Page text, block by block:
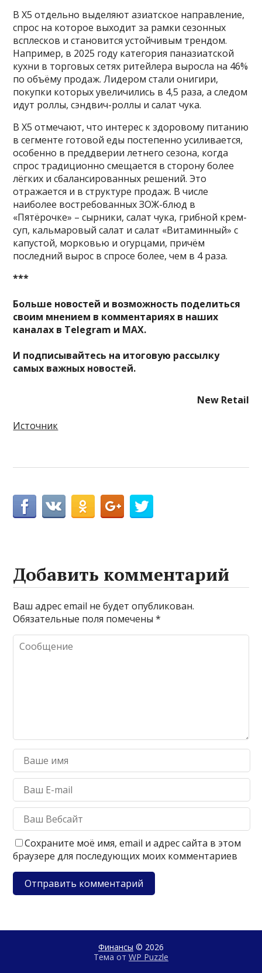
В X5 отдельно выделяют азиатское направление,
спрос на которое выходит за рамки сезонных
всплесков и становится устойчивым трендом.
Например, в 2025 году категория паназиатской
кухни в торговых сетях ритейлера выросла на 46%
по объёму продаж. Лидером стали онигири,
покупки которых увеличились в 4,5 раза, а следом
идут роллы, сэндвич-роллы и салат чука.
В X5 отмечают, что интерес к здоровому питанию
в сегменте готовой еды постепенно усиливается,
особенно в преддверии летнего сезона, когда
спрос традиционно смещается в сторону более
лёгких и сбалансированных решений. Это
отражается и в структуре продаж. В числе
наиболее востребованных ЗОЖ-блюд в
«Пятёрочке» – сырники, салат чука, грибной крем-
суп, кальмаровый салат и салат «Витаминный» с
капустой, морковью и огурцами, причём
последний вырос в спросе более, чем в 4 раза.
***
Больше новостей и возможность поделиться
своим мнением в комментариях в наших
каналах в Telegram и MAX.
И подписывайтесь на итоговую рассылку
самых важных новостей.
New Retail
Источник
Добавить комментарий
Ваш адрес email не будет опубликован.
Обязательные поля помечены*
Сохраните моё имя, email и адрес сайта в этом
браузере для последующих моих комментариев
Финансы © 2026
Тема от WP Puzzle